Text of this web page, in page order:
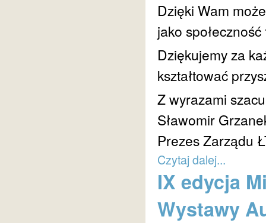
Dzięki Wam
jako
Dziękujemy za
kształtować
Z wyrazami
Sławomir
Prezes Zarządu
Czytaj dalej...
IX edycja
Wystawy